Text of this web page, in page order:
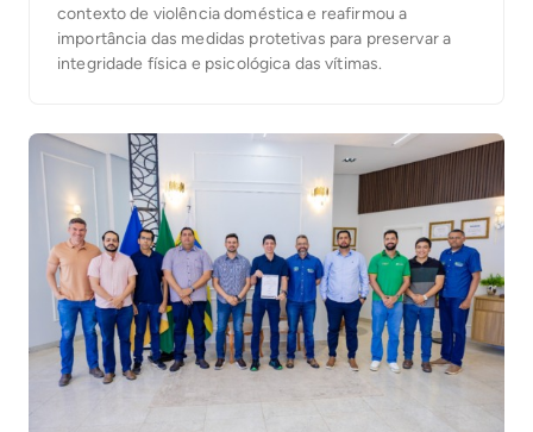
contexto de violência doméstica e reafirmou a
importância das medidas protetivas para preservar a
integridade física e psicológica das vítimas.